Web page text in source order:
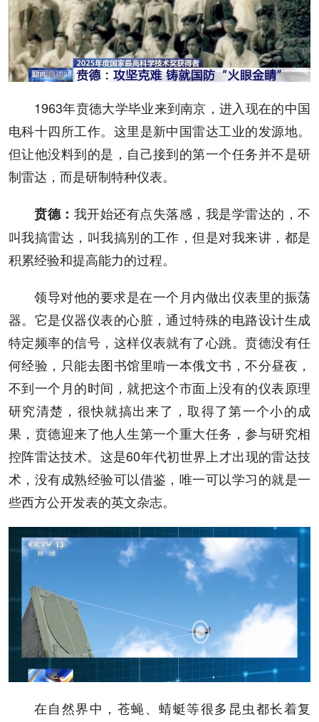
1963年贲德大学毕业来到南京，进入现在的中国
电科十四所工作。这里是新中国雷达工业的发源地。
但让他没料到的是，自己接到的第一个任务并不是研
制雷达，而是研制特种仪表。
贲德： 我开始还有点失落感，我是学雷达的，不
叫我搞雷达，叫我搞别的工作，但是对我来讲，都是
积累经验和提高能力的过程。
领导对他的要求是在一个月内做出仪表里的振荡
器。它是仪器仪表的心脏，通过特殊的电路设计生成
特定频率的信号，这样仪表就有了心跳。贲德没有任
何经验，只能去图书馆里啃一本俄文书，不分昼夜，
不到一个月的时间，就把这个市面上没有的仪表原理
研究清楚，很快就搞出来了，取得了第一个小的成
果，贲德迎来了他人生第一个重大任务，参与研究相
控阵雷达技术。这是60年代初世界上才出现的雷达技
术，没有成熟经验可以借鉴，唯一可以学习的就是一
些西方公开发表的英文杂志。
在自然界中，苍蝇、蜻蜓等很多昆虫都长着复